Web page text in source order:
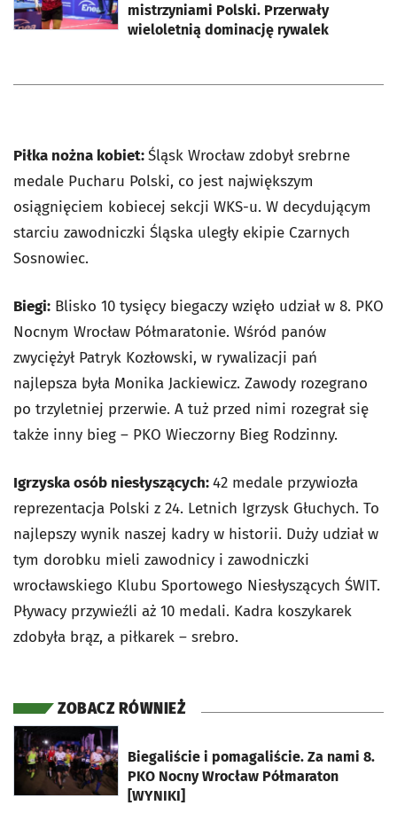
mistrzyniami Polski. Przerwały
wieloletnią dominację rywalek
Piłka nożna kobiet:Śląsk Wrocław zdobył srebrne
medale Pucharu Polski, co jest największym
osiągnięciem kobiecej sekcji WKS-u. W decydującym
starciu zawodniczki Śląska uległy ekipie Czarnych
Sosnowiec.
Biegi: Blisko 10 tysięcy biegaczy wzięło udział w 8. PKO
Nocnym Wrocław Półmaratonie. Wśród panów
zwyciężył Patryk Kozłowski, w rywalizacji pań
najlepsza była Monika Jackiewicz. Zawody rozegrano
po trzyletniej przerwie. A tuż przed nimi rozegrał się
także inny bieg – PKO Wieczorny Bieg Rodzinny.
Igrzyska osób niesłyszących:42 medale przywiozła
reprezentacja Polski z 24. Letnich Igrzysk Głuchych. To
najlepszy wynik naszej kadry w historii. Duży udział w
tym dorobku mieli zawodnicy i zawodniczki
wrocławskiego Klubu Sportowego Niesłyszących ŚWIT.
Pływacy przywieźli aż 10 medali. Kadra koszykarek
zdobyła brąz, a piłkarek – srebro.
ZOBACZ RÓWNIEŻ
Biegaliście i pomagaliście. Za nami 8.
PKO Nocny Wrocław Półmaraton
[WYNIKI]
otworzy się w nowej karcie